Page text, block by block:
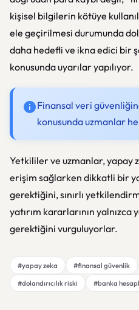
kişisel bilgilerin kötüye
ele geçirilmesi durumunda
daha hedefli ve ikna edici bir
konusunda uyarılar yapılıyor.
Finansal veri
konusunda uzmanlar
Yetkililer ve uzmanlar, yapay
erişim sağlarken dikkatli bir
gerektiğini, sınırlı
yatırım kararlarının yalnızca
gerektiğini vurguluyorlar.
#yapay zeka #finansal güvenlik
#dolandırıcılık riski
#banka